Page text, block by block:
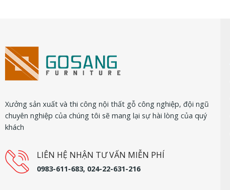
Xưởng sản xuất và thi công nội thất gỗ công nghiệp, đội ngũ
chuyên nghiệp của chúng tôi sẽ mang lại sự hài lòng của quý
khách
LIÊN HỆ NHẬN TƯ VẤN MIỄN PHÍ
0983-611-683, 024-22-631-216